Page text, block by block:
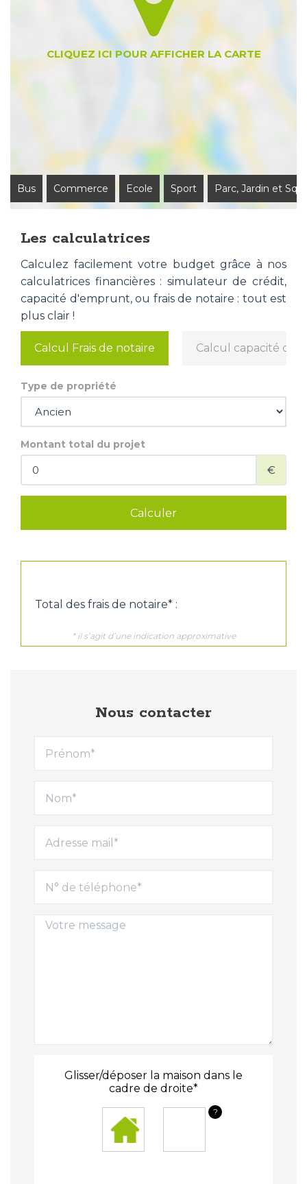
Bus Commerce Ecole Sport Parc, Jardin et
Les calculatrices
Calculez facilement votre budget grâce à nos
calculatrices financières : simulateur de crédit,
capacité d'emprunt, ou frais de notaire : tout est
plus clair !
Calcul Frais de notaire Calcul capacité
Nous contacter
Glisser/déposer la maison dans le
cadre de droite*
?